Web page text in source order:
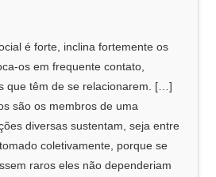
é forte, inclina fortemente os
os em frequente contato,
que têm de se relacionarem. […]
são os membros de uma
diversas sustentam, seja entre
coletivamente, porque se
raros eles não dependeriam